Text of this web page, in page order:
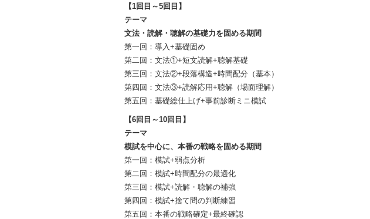
【1回目～5回目】
テーマ
文法・読解・聴解の基礎力を固める期間
第一回：導入+基礎固め
第二回：文法①+短文読解+聴解基礎
第三回：文法②+段落構造+時間配分（基本）
第四回：文法③+読解応用+聴解（場面理解）
第五回：基礎総仕上げ+事前診断ミニ模試
【6回目～10回目】
テーマ
模試を中心に、本番の戦略を固める期間
第一回：模試+弱点分析
第二回：模試+時間配分の最適化
第三回：模試+読解・聴解の補強
第四回：模試+捨て問の判断練習
第五回：本番の戦略確定+最終確認